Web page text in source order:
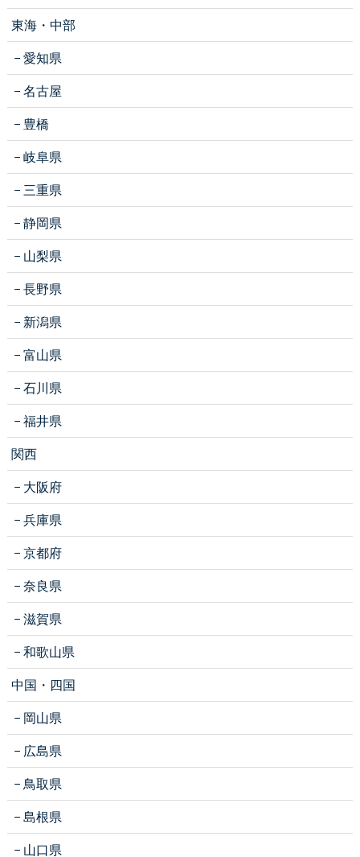
東海・中部
愛知県
名古屋
豊橋
岐阜県
三重県
静岡県
山梨県
長野県
新潟県
富山県
石川県
福井県
関西
大阪府
兵庫県
京都府
奈良県
滋賀県
和歌山県
中国・四国
岡山県
広島県
鳥取県
島根県
山口県